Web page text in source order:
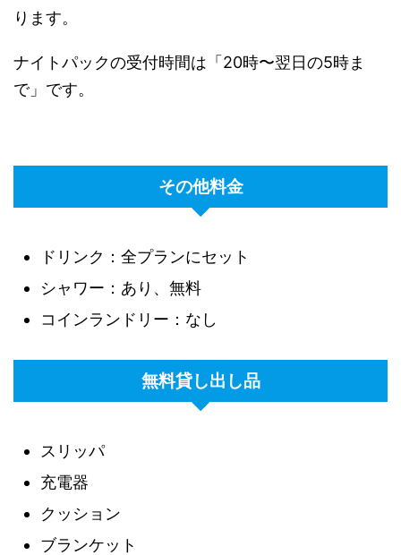
ります。
ナイトパックの受付時間は「20時〜翌日の5時ま
で」です。
その他料金
ドリンク：全プランにセット
シャワー：あり、無料
コインランドリー：なし
無料貸し出し品
スリッパ
充電器
クッション
ブランケット